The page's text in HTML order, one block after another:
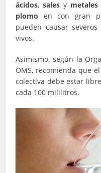
ácidos,salesy
plomo en con gran
pueden causar
vivos.
Asimismo, según la
OMS, recomienda que
colectiva debe estar
cada 100 mililitros.